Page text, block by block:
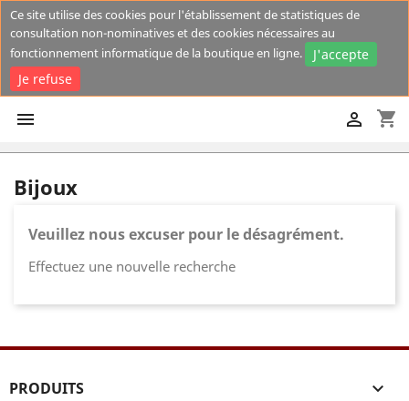
Ce site utilise des cookies pour l'établissement de statistiques de
consultation non-nominatives et des cookies nécessaires au
fonctionnement informatique de la boutique en ligne.
J'accepte
Je refuse
 shopping_cart

Bijoux
Veuillez nous excuser pour le désagrément.
Effectuez une nouvelle recherche
PRODUITS 